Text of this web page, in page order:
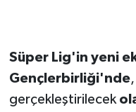
Süper Lig'in yeni
Gençlerbirliği'nde
gerçekleştirilecek